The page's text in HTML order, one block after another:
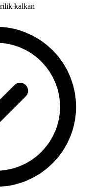
kalkan